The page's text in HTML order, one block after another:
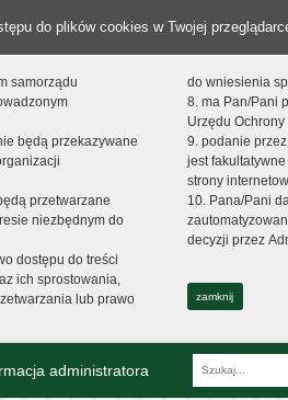
do plików cookies w Twojej
samorządu
będą przekazywane
przetwarzane
niezbędnym do
dostępu do treści
ich sprostowania,
lub prawo
do wniesienia
8. ma Pan/Pani
Urzędu
9. podanie
jest
strony
10. Pana/Pani
decyzji przez
zamknij
administratora
Fraza